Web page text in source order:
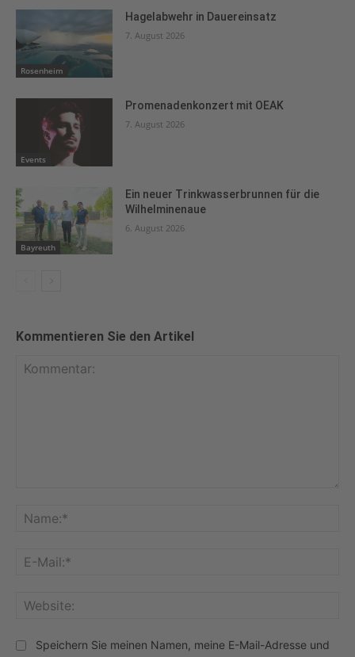
Rosenheim
Hagelabwehr in Dauereinsatz
7. August 2026
Events
Promenadenkonzert mit OEAK
7. August 2026
Bayreuth
Ein neuer Trinkwasserbrunnen für die
Wilhelminenaue
6. August 2026
Kommentieren Sie den Artikel
Speichern Sie meinen Namen, meine E-Mail-Adresse und